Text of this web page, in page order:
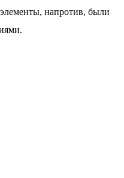
напротив, были